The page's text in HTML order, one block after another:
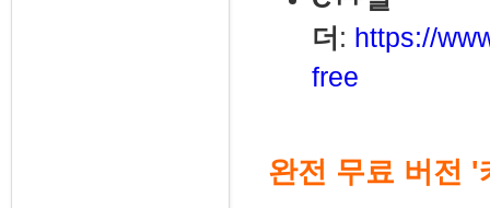
더 : https://
free
완전 무료 버전 '